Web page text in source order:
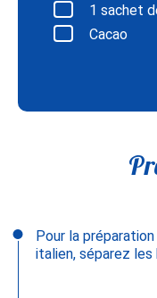
1 sachet
Cacao
Pour la
italien, séparez les